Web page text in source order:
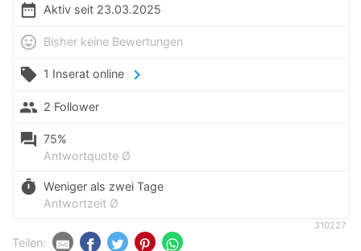
date_range Aktiv seit 23.03.2025
mood Bisher keine Bewertungen
local_offer 1 Inserat online chevron_right
people 2 Follower
question_answer 75%
Antwortquote Ø
timer Weniger als zwei Tage
Antwortzeit Ø
310227
Teilen: